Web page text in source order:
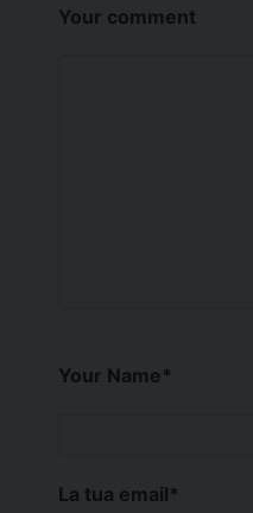
Your comment
Your Name*
La tua email*